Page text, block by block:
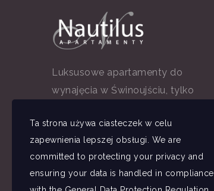
Luksusowe apartamenty do
wynajęcia w Świnoujściu, tylko
morza. Wysoki standard
wyposażenia i fantastyczna
obsługa pozwoli Państwu spędzić
wymarzony wypoczynek w
Ta strona używa ciasteczek w celu
zapewnienia lepszej obsługi. We are
committed to protecting your privacy and
ensuring your data is handled in compliance